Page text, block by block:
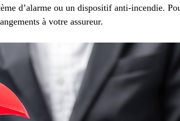
d’alarme ou un dispositif anti-incendie.
à votre assureur.